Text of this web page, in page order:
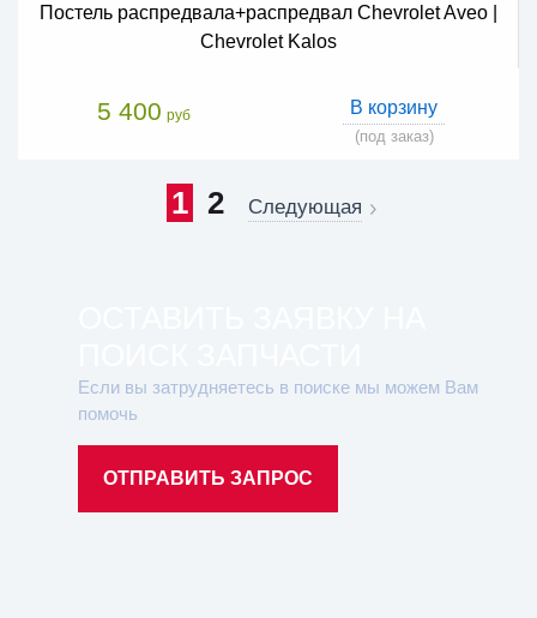
Постель распредвала+распредвал Chevrolet Aveo |
Chevrolet Kalos
5 400 руб В корзину
(под заказ)
1 2 Следующая
Если вы затрудняетесь в поиске мы можем Вам
помочь
ОТПРАВИТЬ ЗАПРОС